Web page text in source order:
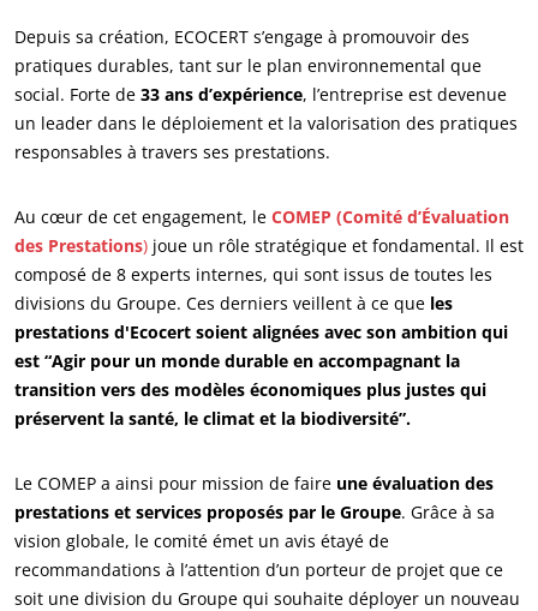
Depuis sa création, ECOCERT s’engage à promouvoir des
pratiques durables, tant sur le plan environnemental que
social. Forte de 33 ans d’expérience, l’entreprise est devenue
un leader dans le déploiement et la valorisation des pratiques
responsables à travers ses prestations.
Au cœur de cet engagement, le COMEP (Comité d’Évaluation
des Prestations) joue un rôle stratégique et fondamental. Il est
composé de 8 experts internes, qui sont issus de toutes les
divisions du Groupe. Ces derniers veillent à ce que les
prestations d'Ecocert soient alignées avec son ambition qui
est “Agir pour un monde durable en accompagnant la
transition vers des modèles économiques plus justes qui
préservent la santé, le climat et la biodiversité”.
Le COMEP a ainsi pour mission de faire une évaluation des
prestations et services proposés par le Groupe. Grâce à sa
vision globale, le comité émet un avis étayé de
recommandations à l’attention d’un porteur de projet que ce
soit une division du Groupe qui souhaite déployer un nouveau